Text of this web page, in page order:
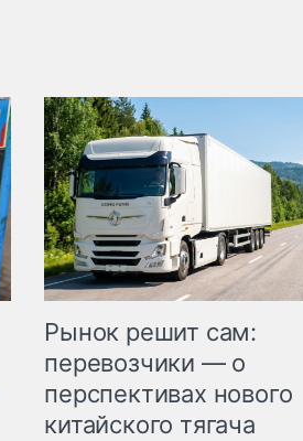
Рынок решит сам:
перевозчики — о
перспективах нового
китайского тягача